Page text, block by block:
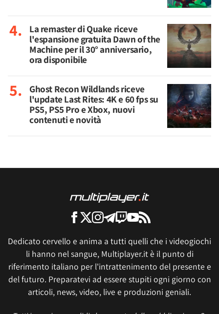
La remaster di Quake riceve
l'espansione gratuita Dawn of the
Machine per il 30° anniversario,
ora disponibile
Ghost Recon Wildlands riceve
l'update Last Rites: 4K e 60 fps su
PS5, PS5 Pro e Xbox, nuovi
contenuti e novità
Dedicato cervello e anima a tutti quelli che i videogiochi
li hanno nel sangue, Multiplayer.it è il punto di
riferimento italiano per l'intrattenimento del presente e
del futuro. Preparatevi ad essere stupiti ogni giorno con
articoli, news, video, live e produzioni geniali.